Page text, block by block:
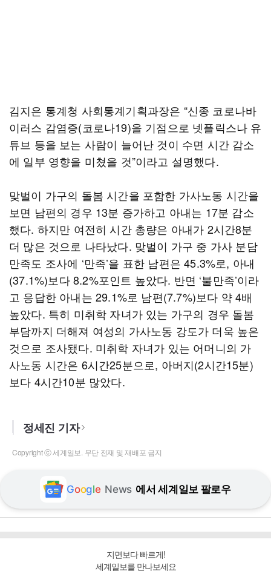
김지은 통계청 사회통계기획과장은 “신종 코로나바
이러스 감염증(코로나19)을 기점으로 넷플릭스나 유
튜브 등을 보는 사람이 늘어난 것이 수면 시간 감소
에 일부 영향을 미쳤을 것”이라고 설명했다.
맞벌이 가구의 돌봄 시간을 포함한 가사노동 시간을
보면 남편의 경우 13분 증가하고 아내는 17분 감소
했다. 하지만 여전히 시간 총량은 아내가 2시간8분
더 많은 것으로 나타났다. 맞벌이 가구 중 가사 분담
만족도 조사에 ‘만족’을 표한 남편은 45.3%로, 아내
(37.1%)보다 8.2%포인트 높았다. 반면 ‘불만족’이라
고 응답한 아내는 29.1%로 남편(7.7%)보다 약 4배
높았다. 특히 미취학 자녀가 있는 가구의 경우 돌봄
부담까지 더해져 여성의 가사노동 강도가 더욱 높은
것으로 조사됐다. 미취학 자녀가 있는 어머니의 가
사노동 시간은 6시간25분으로, 아버지(2시간15분)
보다 4시간10분 많았다.
정세진 기자
Copyright ⓒ 세계일보. 무단 전재 및 재배포 금지
Google News 에서 세계일보 팔로우
지면보다 빠르게!
세계일보를 만나보세요